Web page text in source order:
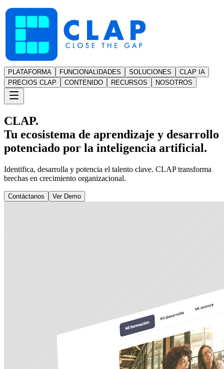
PLATAFORMA FUNCIONALIDADES SOLUCIONES
CLAP IA
PRECIOS CLAP
CONTENIDO RECURSOS NOSOTROS
CLAP.
Tu ecosistema de aprendizaje y desarrollo
potenciado por la inteligencia artificial.
Identifica, desarrolla y potencia el talento clave. CLAP transforma
brechas en crecimiento organizacional.
Contáctanos Ver Demo